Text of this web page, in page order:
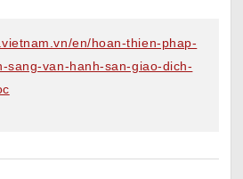
en/hoan-thien-phap-
sang-van-hanh-san-giao-dich-